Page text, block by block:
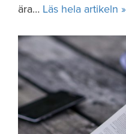
ära… Läs hela artikeln »